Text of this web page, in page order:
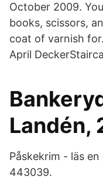
October 2009.
books, scissors,
coat of varnish
April
Landén,
Påskekrim - läs
443039.